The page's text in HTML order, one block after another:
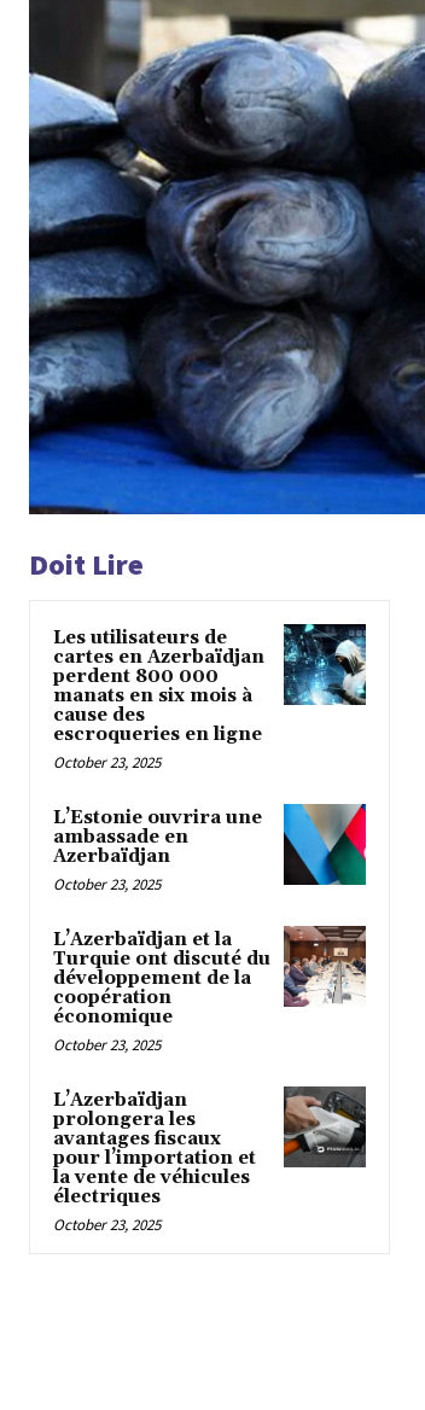
Doit Lire
Les utilisateurs de
cartes en Azerbaïdjan
perdent 800 000
manats en six mois à
cause des
escroqueries en ligne
October 23, 2025
L’Estonie ouvrira une
ambassade en
Azerbaïdjan
October 23, 2025
L’Azerbaïdjan et la
Turquie ont discuté du
développement de la
coopération
économique
October 23, 2025
L’Azerbaïdjan
prolongera les
avantages fiscaux
pour l’importation et
la vente de véhicules
électriques
October 23, 2025